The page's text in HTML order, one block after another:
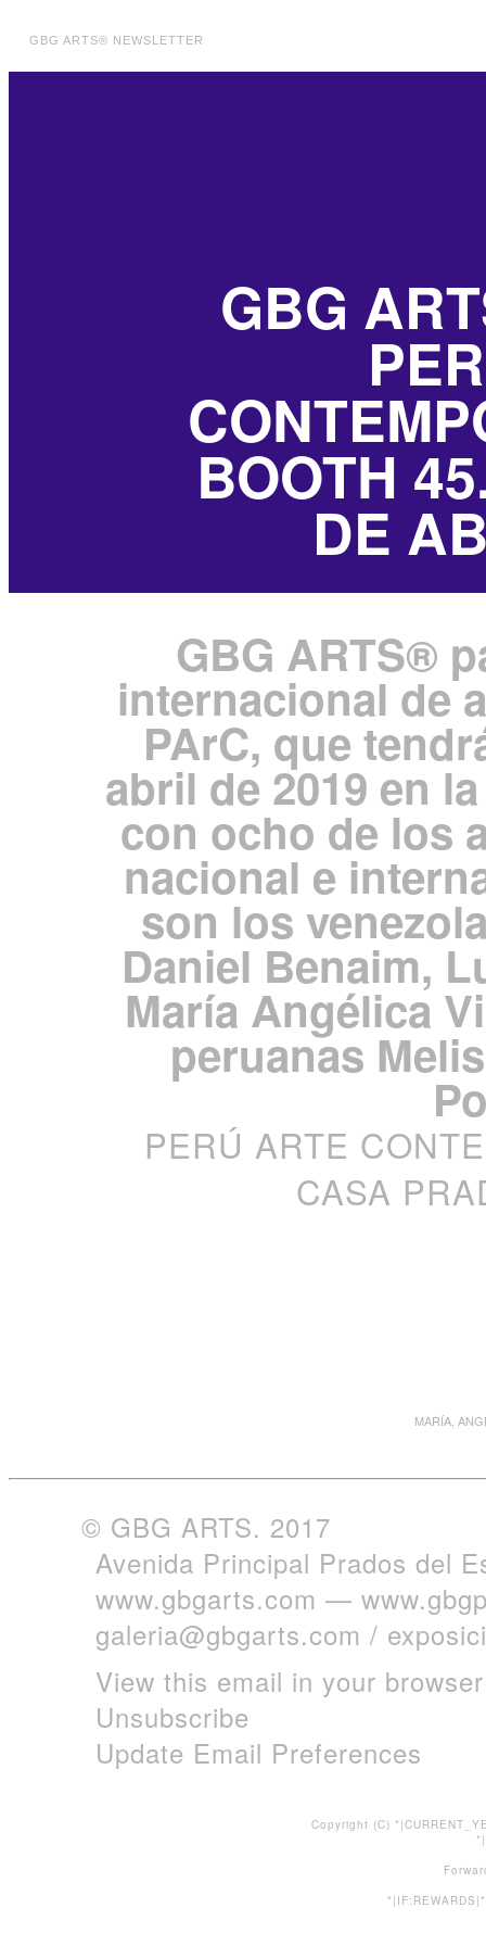
GBG ARTS® NEWSLETTER
GBG
BOOTH
DE
GBG ARTS®
internacional de
PArC, que
abril de 2019 en
con ocho de los
nacional e
son los
Daniel Benaim,
María Angélica
peruanas
PERÚ ARTE
CASA
MARÍA,
© GBG ARTS. 2017
Avenida Principal Prados del
www.gbgarts.com —
galeria@gbgarts.com /
View this email in your browser
Unsubscribe
Update Email Preferences
Copyright (C)